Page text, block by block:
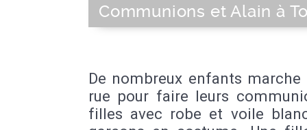
Communions et Alain à
De nombreux enfants marche
rue pour faire leurs
filles avec robe et voile